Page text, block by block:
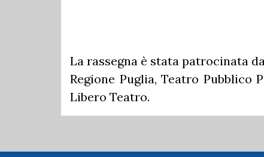
La rassegna è stata patrocinata
Regione Puglia, Teatro Pubblico
Libero Teatro.